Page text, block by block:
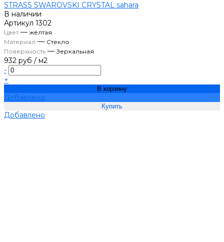
STRASS SWAROVSKI CRYSTAL sahara
В наличии
Артикул 1302
Цвет— жёлтая
Материал — Стекло
Поверхность —Зеркальная
932 руб / м2
-
+
В корзину
Добавлено
Добавлено